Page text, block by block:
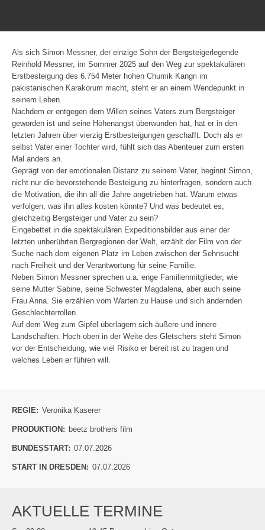
Als sich Simon Messner, der einzige Sohn der Bergsteigerlegende
Reinhold Messner, im Sommer 2025 auf den Weg zur spektakulären
Erstbesteigung des 6.754 Meter hohen Chumik Kangri im
pakistanischen Karakorum macht, steht er an einem Wendepunkt in
seinem Leben.
Nachdem er entgegen dem Willen seines Vaters zum Bergsteiger
geworden ist und seine Höhenangst überwunden hat, hat er in den
letzten Jahren über vierzig Erstbesteigungen geschafft. Doch als er
selbst Vater einer Tochter wird, fühlt sich das Abenteuer zum ersten
Mal anders an.
Geprägt von der emotionalen Distanz zu seinem Vater, beginnt Simon,
nicht nur die bevorstehende Besteigung zu hinterfragen, sondern auch
die Motivation, die ihn all die Jahre angetrieben hat. Warum etwas
verfolgen, was ihn alles kosten könnte? Und was bedeutet es,
gleichzeitig Bergsteiger und Vater zu sein?
Eingebettet in die spektakulären Expeditionsbilder aus einer der
letzten unberührten Bergregionen der Welt, erzählt der Film von der
Suche nach dem eigenen Platz im Leben zwischen der Sehnsucht
nach Freiheit und der Verantwortung für seine Familie.
Neben Simon Messner sprechen u.a. enge Familienmitglieder, wie
seine Mutter Sabine, seine Schwester Magdalena, aber auch seine
Frau Anna. Sie erzählen vom Warten zu Hause und sich ändernden
Geschlechterrollen.
Auf dem Weg zum Gipfel überlagern sich äußere und innere
Landschaften. Hoch oben in der Weite des Gletschers steht Simon
vor der Entscheidung, wie viel Risiko er bereit ist zu tragen und
welches Leben er führen will.
REGIE: Veronika Kaserer
PRODUKTION: beetz brothers film
BUNDESSTART: 07.07.2026
START IN DRESDEN: 07.07.2026
AKTUELLE TERMINE